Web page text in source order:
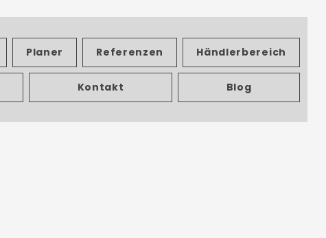
Planer Referenzen Händlerbereich
Kontakt Blog